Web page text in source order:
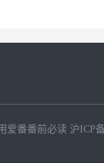
爱番番前必读 沪ICP